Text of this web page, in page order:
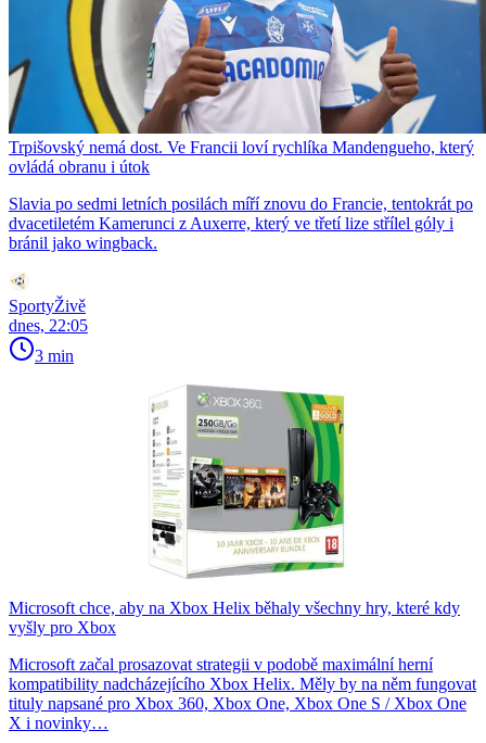
Trpišovský nemá dost. Ve Francii loví rychlíka Mandengueho, který
ovládá obranu i útok
Slavia po sedmi letních posilách míří znovu do Francie, tentokrát po
dvacetiletém Kamerunci z Auxerre, který ve třetí lize střílel góly i
bránil jako wingback.
SportyŽivě
dnes, 22:05
3 min
Microsoft chce, aby na Xbox Helix běhaly všechny hry, které kdy
vyšly pro Xbox
Microsoft začal prosazovat strategii v podobě maximální herní
kompatibility nadcházejícího Xbox Helix. Měly by na něm fungovat
tituly napsané pro Xbox 360, Xbox One, Xbox One S / Xbox One
X i novinky…